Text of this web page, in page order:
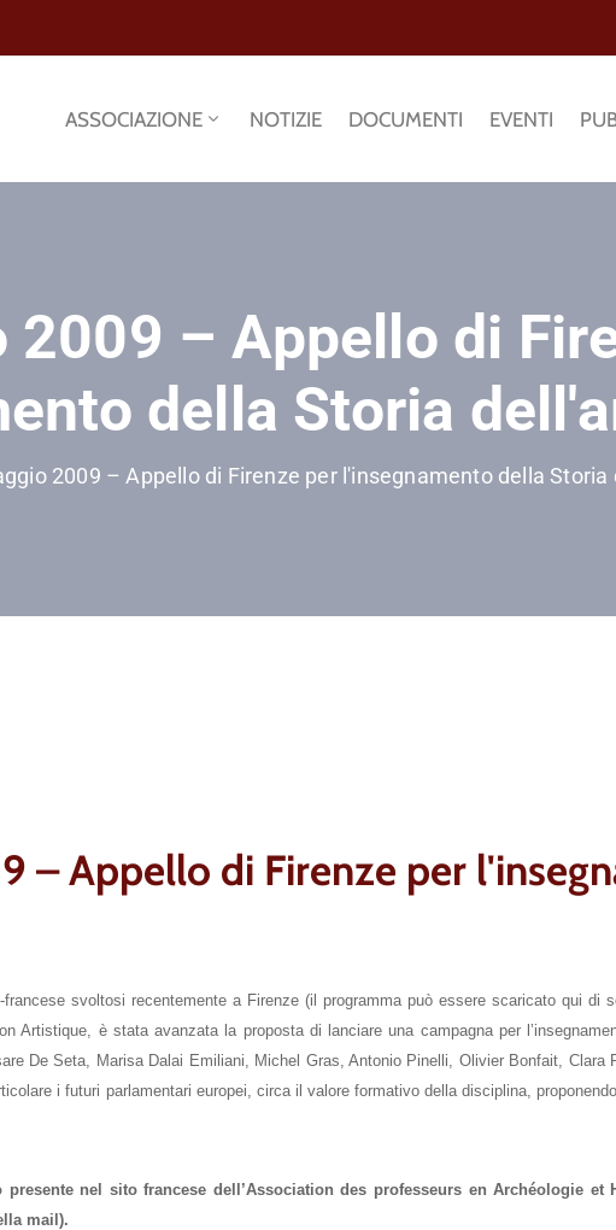
ASSOCIAZIONE NOTIZIE DOCUMENTI EVENTI
2009 – Appello di
della Storia
2009 – Appello di Firenze per l'insegnamento della Storia
– Appello di Firenze per
francese svoltosi recentemente a Firenze (il programma può essere scaricato qui
Artistique, è stata avanzata la proposta di lanciare una campagna per
De Seta, Marisa Dalai Emiliani, Michel Gras, Antonio Pinelli, Olivier Bonfait, Clara
i futuri parlamentari europei, circa il valore formativo della disciplina,
presente nel sito francese dell’Association des professeurs en Archéologie et
mail).